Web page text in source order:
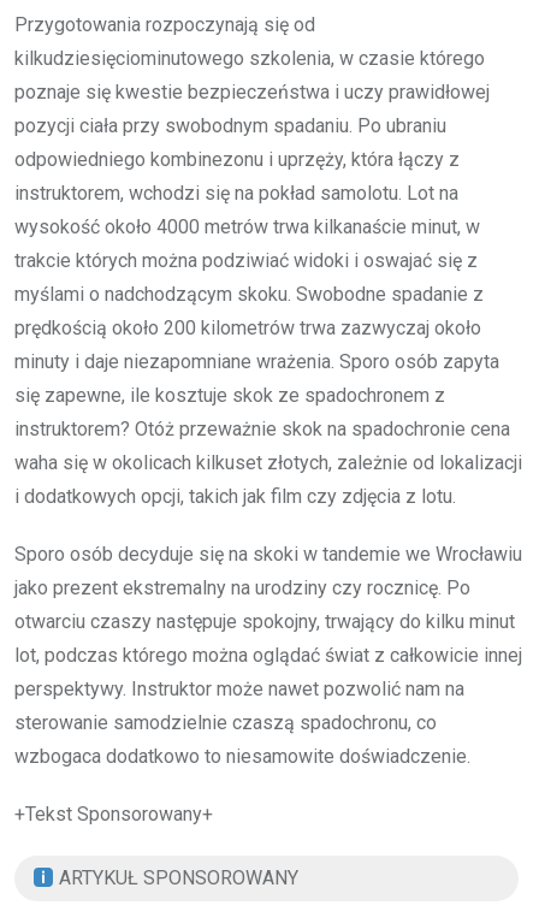
Przygotowania rozpoczynają się od
kilkudziesięciominutowego szkolenia, w czasie którego
poznaje się kwestie bezpieczeństwa i uczy prawidłowej
pozycji ciała przy swobodnym spadaniu. Po ubraniu
odpowiedniego kombinezonu i uprzęży, która łączy z
instruktorem, wchodzi się na pokład samolotu. Lot na
wysokość około 4000 metrów trwa kilkanaście minut, w
trakcie których można podziwiać widoki i oswajać się z
myślami o nadchodzącym skoku. Swobodne spadanie z
prędkością około 200 kilometrów trwa zazwyczaj około
minuty i daje niezapomniane wrażenia. Sporo osób zapyta
się zapewne, ile kosztuje skok ze spadochronem z
instruktorem? Otóż przeważnie skok na spadochronie cena
waha się w okolicach kilkuset złotych, zależnie od lokalizacji
i dodatkowych opcji, takich jak film czy zdjęcia z lotu.
Sporo osób decyduje się na skoki w tandemie we Wrocławiu
jako prezent ekstremalny na urodziny czy rocznicę. Po
otwarciu czaszy następuje spokojny, trwający do kilku minut
lot, podczas którego można oglądać świat z całkowicie innej
perspektywy. Instruktor może nawet pozwolić nam na
sterowanie samodzielnie czaszą spadochronu, co
wzbogaca dodatkowo to niesamowite doświadczenie.
+Tekst Sponsorowany+
ARTYKUŁ SPONSOROWANY